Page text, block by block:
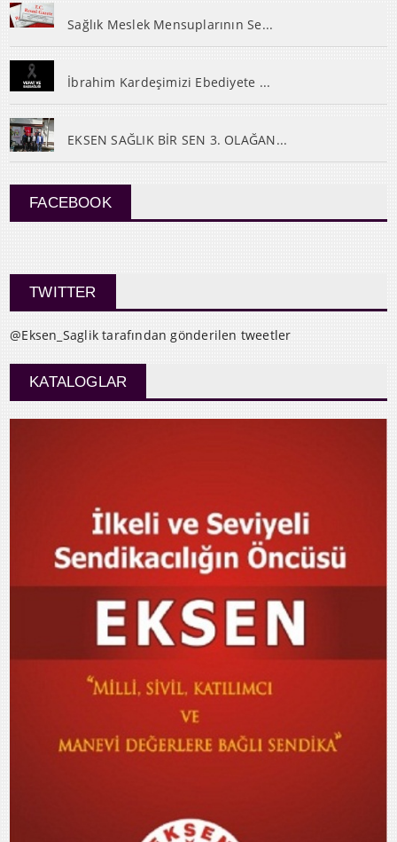
Sağlık Meslek Mensuplarının Se...
İbrahim Kardeşimizi Ebediyete ...
EKSEN SAĞLIK BİR SEN 3. OLAĞAN...
FACEBOOK
TWITTER
@Eksen_Saglik tarafından gönderilen tweetler
KATALOGLAR